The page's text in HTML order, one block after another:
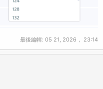
最後編輯: 05 21, 2026， 23:14